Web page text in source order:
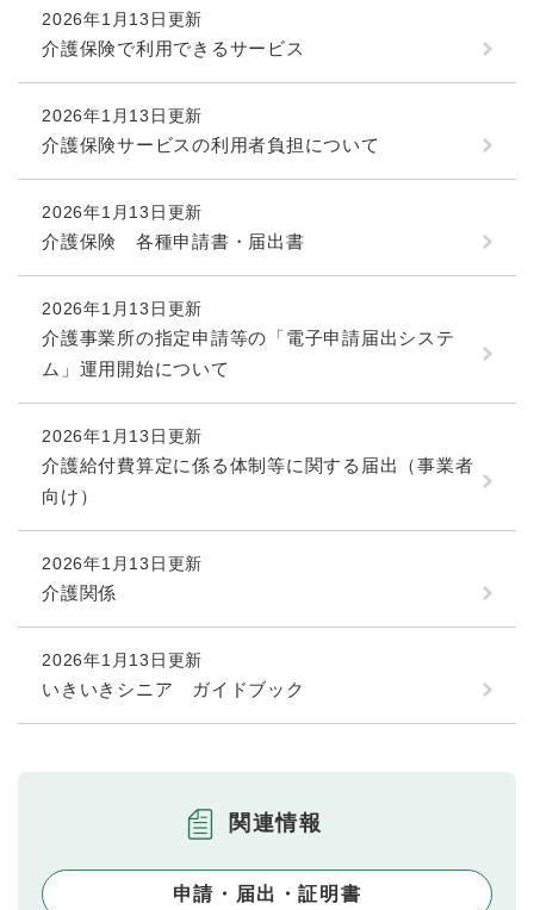
2026年1月13日更新
介護保険で利用できるサービス
2026年1月13日更新
介護保険サービスの利用者負担について
2026年1月13日更新
介護保険 各種申請書・届出書
2026年1月13日更新
介護事業所の指定申請等の「電子申請届出システ
ム」運用開始について
2026年1月13日更新
介護給付費算定に係る体制等に関する届出（事業者
向け）
2026年1月13日更新
介護関係
2026年1月13日更新
いきいきシニア ガイドブック
関連情報
申請・届出・証明書